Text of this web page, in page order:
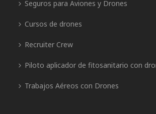
Seguros para Aviones y Drones
Cursos de drones
Recruiter Crew
Piloto aplicador de fitosanitario con
Trabajos Aéreos con Drones